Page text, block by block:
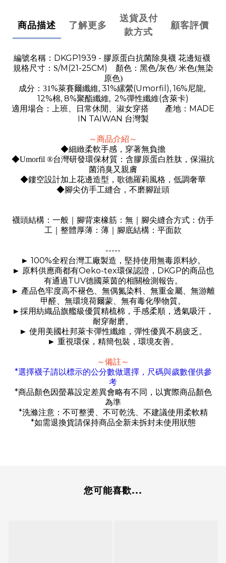
商品描述 了解更多
送貨及付
款方式
顧客評價
編號名稱： DKGP1939 - 膠原蛋白抗菌除臭襪 花邊短襪
規格尺寸：S/M(21-25CM) 顏色：黑色/灰色/ 米色(無染
原色)
成分：31%萊賽爾纖維, 31%縲縈(Umorfil), 16%尼龍,
12%棉, 8%聚酯纖維, 2%彈性纖維(含萊卡)
適用場合：上班、日常休閒、淑女穿搭 產地： MADE
IN TAIWAN 台灣製
～商品介紹～
◆細緻柔軟手感，穿著無負擔
◆Umorfil ®台灣研發環保材質：含膠原蛋白胜肽， 保濕抗
菌消臭又親膚
◆鏤空設計加上花邊造型，歌德羅莉風格，低調奢華
◆腳尖仿手工縫合，不磨腳趾頭
襪頭結構：一般｜腳背束橡筋：無｜腳尖縫合方式：仿手
工｜整體厚薄：薄｜腳底結構：平面款
-----
► 100%全程台灣工廠製造，堅持使用無毒原料紗。
► 原料供應商都有Oeko-tex環保認證， DKGP的商品也
有通過TUV德國萊茵的相關檢測報告。
► 產品色牢度高不褪色、無偶氮染料、無重金屬、無游離
甲醛、無環境荷爾蒙、無有毒化學物質。
►採用紡織品旗艦級優質精梳棉，手感柔順，透氣吸汗，
耐穿耐磨。
► 使用美國杜邦萊卡彈性纖維，彈性優異不易疲乏。
► 重視環保，精簡包裝，環境友善。
～備註～
*選擇襪子請以標示的公分數做選擇，尺碼與歲數僅供參
考
*商品顏色因螢幕設定差異會略有不同，以實際商品顏色
為準
*洗滌注意：不可整燙、不可乾洗、不建議使用柔軟精
*如需退換貨請保持商品全新未拆封未使用狀態
您可能喜歡...